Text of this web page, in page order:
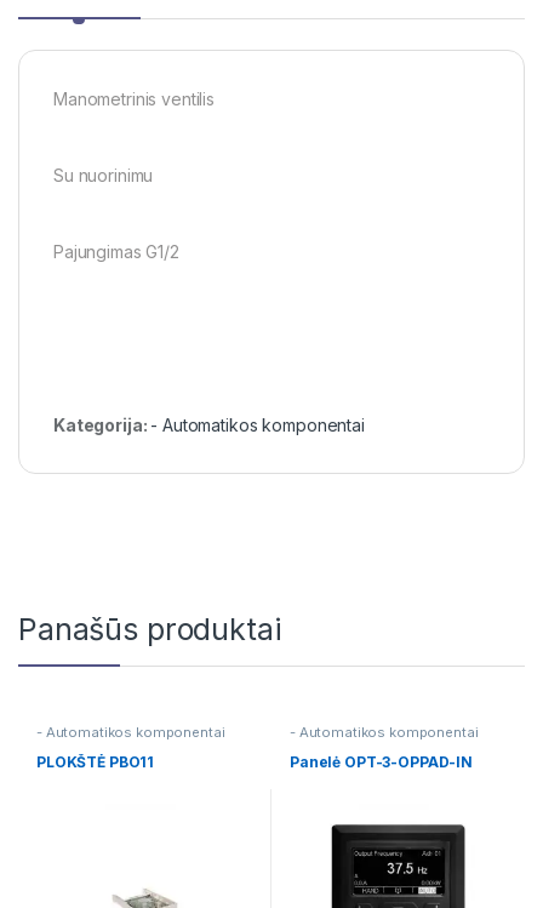
Manometrinis ventilis
Su nuorinimu
Pajungimas G1/2
Kategorija: - Automatikos komponentai
Panašūs produktai
- Automatikos komponentai
PLOKŠTĖ PBO11
- Automatikos komponentai
Panelė OPT-3-OPPAD-IN